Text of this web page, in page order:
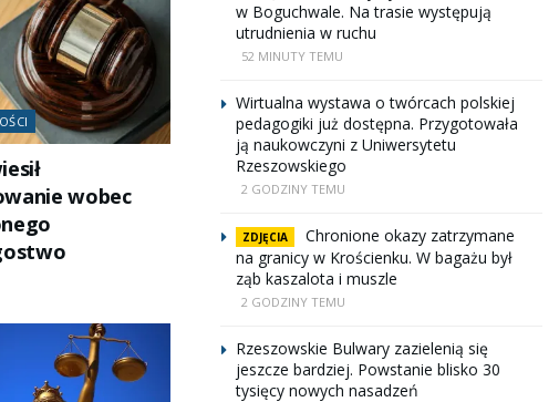
wobec
w Boguchwale. Na trasie występują
utrudnienia w ruchu
52 MINUTY TEMU
Wirtualna wystawa o twórcach polskiej
pedagogiki już dostępna. Przygotowała
ją naukowczyni z Uniwersytetu
Rzeszowskiego
2 GODZINY TEMU
ZDJĘCIA
Chronione okazy zatrzymane
na granicy w Krościenku. W bagażu był
ząb kaszalota i muszle
2 GODZINY TEMU
Rzeszowskie Bulwary zazielenią się
jeszcze bardziej. Powstanie blisko 30
tysięcy nowych nasadzeń